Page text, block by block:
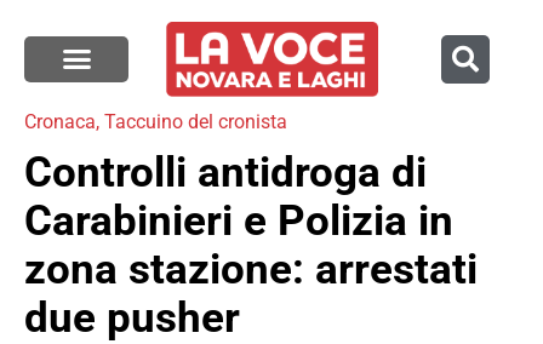
Cronaca, Taccuino del cronista
Controlli antidroga di
Carabinieri e Polizia in
zona stazione: arrestati
due pusher